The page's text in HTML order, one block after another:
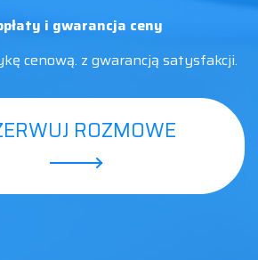
i gwarancja ceny
cenową. z gwarancją satysfakcji.
ROZMOWE